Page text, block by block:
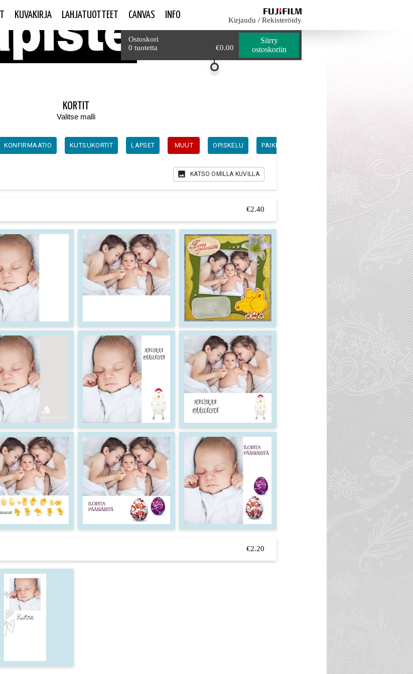
KUVAKIRJA LAHJATUOTTEET CANVAS INFO Kirjaudu / Rekisteröidy
Yhteensä €0.00
Ostoskori
€0.00
0 tuotetta
Siirry
ostoskoriin
KORTIT
Valitse malli
KONFIRMAATIO KUTSUKORTIT LAPSET MUUT OPISKELU PAIKKAKORTIT YSTÄVÄNPÄIVÄ
KATSO OMILLA KUVILLA
€2.40
€2.20